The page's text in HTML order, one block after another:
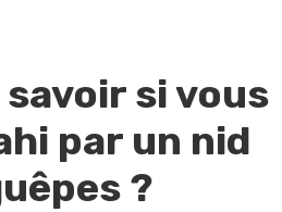
si vous
par un nid
?